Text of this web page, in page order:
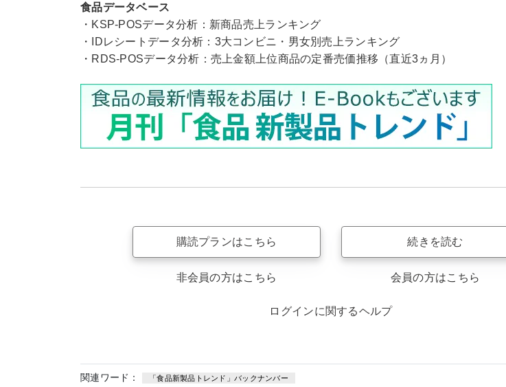
食品データベース
・KSP-POSデータ分析：新商品売上ランキング
・IDレシートデータ分析：3大コンビニ・男女別売上ランキング
・RDS-POSデータ分析：売上金額上位商品の定番売価推移（直近3ヵ月）
購読プランはこちら
非会員の方はこちら
続きを読む
会員の方はこちら
ログインに関するヘルプ
関連ワード： 「食品新製品トレンド」バックナンバー